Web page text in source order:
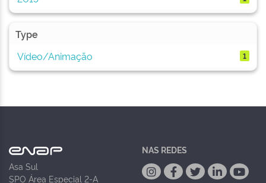
Type
Vídeo/Animação
1
Asa Sul
SPO Área Especial 2-A
NAS REDES